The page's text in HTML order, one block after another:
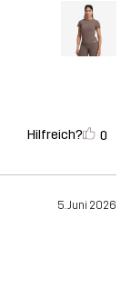
Hilfreich? 0
5. Juni 2026